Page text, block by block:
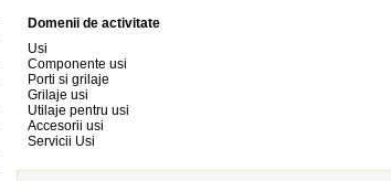
Domenii de activitate
Usi
Componente usi
Porti si grilaje
Grilaje usi
Utilaje pentru usi
Accesorii usi
Servicii Usi